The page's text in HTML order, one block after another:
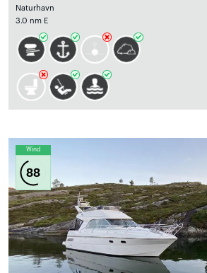
Naturhavn
3.0 nm E
Wind
88